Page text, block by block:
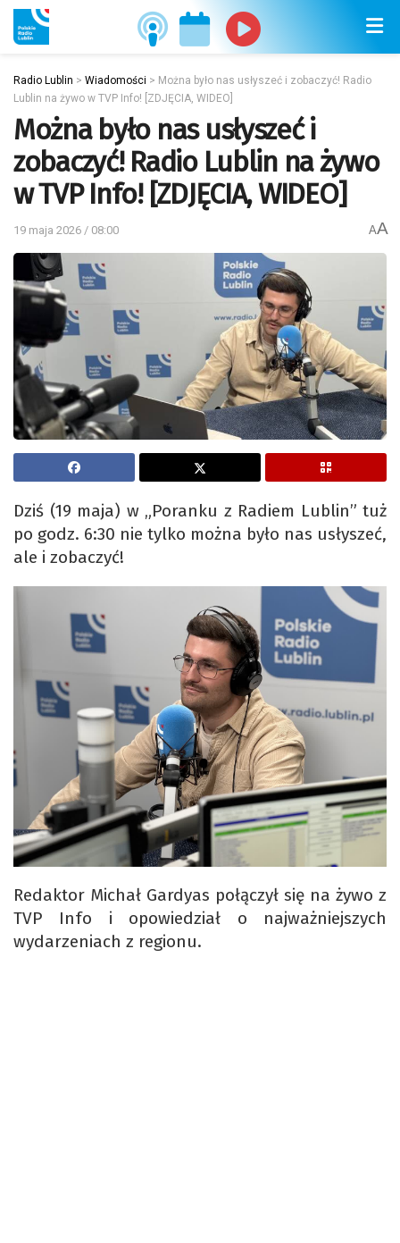
Radio Lublin > Wiadomości > Można było nas usłyszeć i zobaczyć! Radio
Lublin na żywo w TVP Info! [ZDJĘCIA, WIDEO]
Można było nas usłyszeć i
zobaczyć! Radio Lublin na żywo
w TVP Info! [ZDJĘCIA, WIDEO]
19 maja 2026 / 08:00 AA
Dziś (19 maja) w „Poranku z Radiem Lublin” tuż
po godz. 6:30 nie tylko można było nas usłyszeć,
ale i zobaczyć!
Redaktor Michał Gardyas połączył się na żywo z
TVP Info i opowiedział o najważniejszych
wydarzeniach z regionu.